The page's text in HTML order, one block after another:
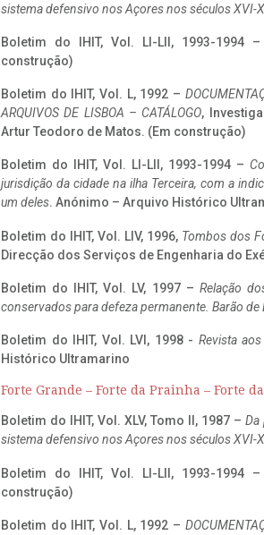
sistema defensivo nos Açores nos séculos XVI-
Boletim do IHIT, Vol. LI-LII, 1993-1994 –
construção)
Boletim do IHIT, Vol. L, 1992 –
ARQUIVOS DE LISBOA – CATÁLOGO,
Artur Teodoro de Matos. (Em construção)
Boletim do IHIT, Vol. LI-LII, 1993-1994 –
jurisdição da cidade na ilha Terceira, com a
um deles. Anónimo – Arquivo Histórico
Boletim do IHIT, Vol. LIV, 1996, Tombos dos
Direcção dos Serviços de Engenharia do
Boletim do IHIT, Vol. LV, 1997 – Relação
conservados para defeza permanente. Barão de
Boletim do IHIT, Vol. LVI, 1998 - Revista
Histórico Ultramarino
Forte Grande – Forte da Prainha – Forte
Boletim do IHIT, Vol. XLV, Tomo II, 1987 – Da
sistema defensivo nos Açores nos séculos XVI-
Boletim do IHIT, Vol. LI-LII, 1993-1994 –
construção)
Boletim do IHIT, Vol. L, 1992 –